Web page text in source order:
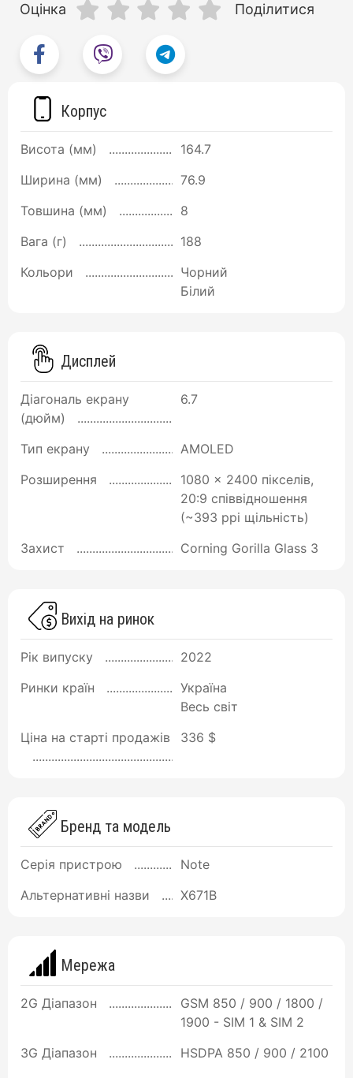
Оцінка Поділитися
Корпус
Висота (мм)
164.7
Ширина (мм)
76.9
Товшина (мм)
8
Вага (г)
188
Кольори
Чорний
Білий
Дисплей
Діагональ екрану
(дюйм)
6.7
Тип екрану
AMOLED
Розширення
1080 x 2400 пікселів,
20:9 співвідношення
(~393 ppi щільність)
Захист
Corning Gorilla Glass 3
Вихід на ринок
Рік випуску
2022
Ринки країн
Україна
Весь світ
Ціна на старті продажів
336 $
Бренд та модель
Серія пристрою
Note
Альтернативні назви
X671B
Мережа
2G Діапазон
GSM 850 / 900 / 1800 /
1900 - SIM 1 & SIM 2
3G Діапазон
HSDPA 850 / 900 / 2100